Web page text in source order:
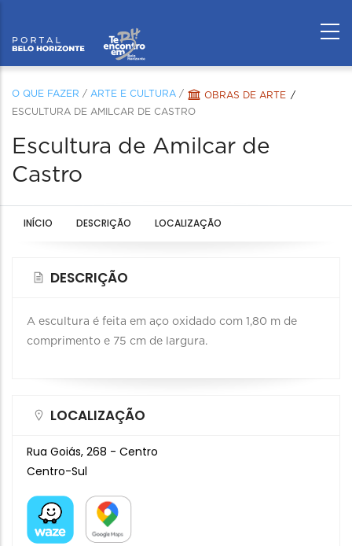
O QUE FAZER / ARTE E CULTURA /
OBRAS DE ARTE
ESCULTURA DE AMILCAR DE CASTRO
Escultura de Amilcar de
Castro
INÍCIO DESCRIÇÃO LOCALIZAÇÃO
DESCRIÇÃO
A escultura é feita em aço oxidado com 1,80 m de
comprimento e 75 cm de largura.
LOCALIZAÇÃO
Rua Goiás, 268 - Centro
Centro-Sul